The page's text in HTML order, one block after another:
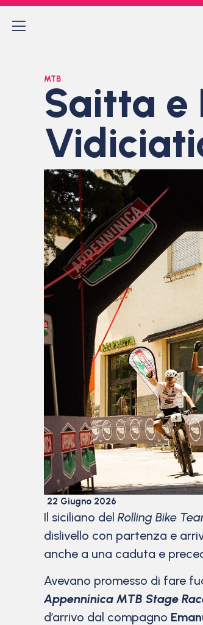
MTB
Saitta e
22 Giugno 2026
Il siciliano del Rolling Bike
dislivello con partenza e
anche a una caduta e
Avevano promesso di fare
Appenninica MTB Stage
d’arrivo dal compagno